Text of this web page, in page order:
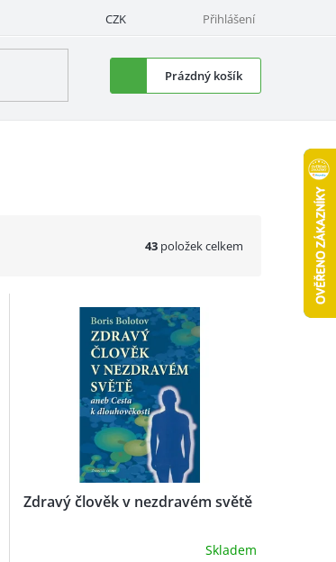
CZK Přihlášení
Nákupní
košík
Prázdný košík
43 položek celkem
Zdravý člověk v nezdravém světě
Skladem